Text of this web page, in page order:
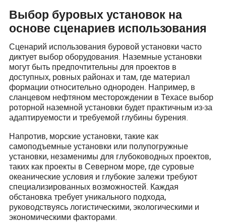
Выбор буровых установок на
основе сценариев использования
Сценарий использования буровой установки часто
диктует выбор оборудования. Наземные установки
могут быть предпочтительны для проектов в
доступных, ровных районах и там, где материал
формации относительно однороден. Например, в
сланцевом нефтяном месторождении в Техасе выбор
роторной наземной установки будет практичным из-за
адаптируемости и требуемой глубины бурения.
Напротив, морские установки, такие как
самоподъемные установки или полупогружные
установки, незаменимы для глубоководных проектов,
таких как проекты в Северном море, где суровые
океанические условия и глубокие залежи требуют
специализированных возможностей. Каждая
обстановка требует уникального подхода,
руководствуясь логистическими, экологическими и
экономическими факторами.